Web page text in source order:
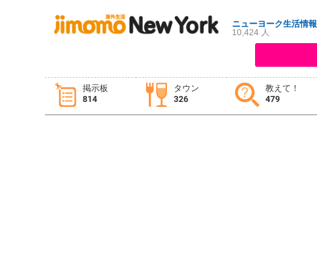
ニューヨーク生活情報
10,424 人
掲示板
814
タウン
326
教えて！
479
タウン情報